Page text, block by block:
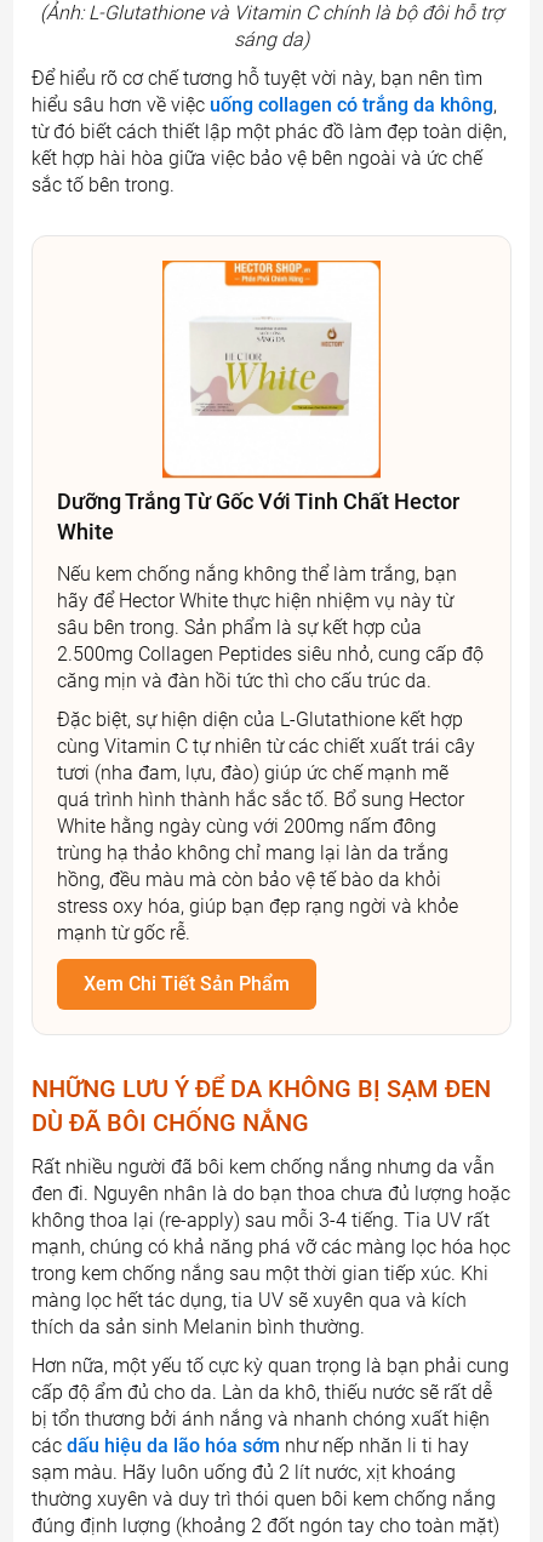
(Ảnh: L-Glutathione và Vitamin C chính là bộ đôi hỗ trợ
sáng da)
Để hiểu rõ cơ chế tương hỗ tuyệt vời này, bạn nên tìm
hiểu sâu hơn về việc uống collagen có trắng da không,
từ đó biết cách thiết lập một phác đồ làm đẹp toàn diện,
kết hợp hài hòa giữa việc bảo vệ bên ngoài và ức chế
sắc tố bên trong.
Dưỡng Trắng Từ Gốc Với Tinh Chất Hector
White
Nếu kem chống nắng không thể làm trắng, bạn
hãy để Hector White thực hiện nhiệm vụ này từ
sâu bên trong. Sản phẩm là sự kết hợp của
2.500mg Collagen Peptides siêu nhỏ, cung cấp độ
căng mịn và đàn hồi tức thì cho cấu trúc da.
Đặc biệt, sự hiện diện của L-Glutathione kết hợp
cùng Vitamin C tự nhiên từ các chiết xuất trái cây
tươi (nha đam, lựu, đào) giúp ức chế mạnh mẽ
quá trình hình thành hắc sắc tố. Bổ sung Hector
White hằng ngày cùng với 200mg nấm đông
trùng hạ thảo không chỉ mang lại làn da trắng
hồng, đều màu mà còn bảo vệ tế bào da khỏi
stress oxy hóa, giúp bạn đẹp rạng ngời và khỏe
mạnh từ gốc rễ.
Xem Chi Tiết Sản Phẩm
NHỮNG LƯU Ý ĐỂ DA KHÔNG BỊ SẠM ĐEN
DÙ ĐÃ BÔI CHỐNG NẮNG
Rất nhiều người đã bôi kem chống nắng nhưng da vẫn
đen đi. Nguyên nhân là do bạn thoa chưa đủ lượng hoặc
không thoa lại (re-apply) sau mỗi 3-4 tiếng. Tia UV rất
mạnh, chúng có khả năng phá vỡ các màng lọc hóa học
trong kem chống nắng sau một thời gian tiếp xúc. Khi
màng lọc hết tác dụng, tia UV sẽ xuyên qua và kích
thích da sản sinh Melanin bình thường.
Hơn nữa, một yếu tố cực kỳ quan trọng là bạn phải cung
cấp độ ẩm đủ cho da. Làn da khô, thiếu nước sẽ rất dễ
bị tổn thương bởi ánh nắng và nhanh chóng xuất hiện
cácdấu hiệu da lão hóa sớm như nếp nhăn li ti hay
sạm màu. Hãy luôn uống đủ 2 lít nước, xịt khoáng
thường xuyên và duy trì thói quen bôi kem chống nắng
đúng định lượng (khoảng 2 đốt ngón tay cho toàn mặt)